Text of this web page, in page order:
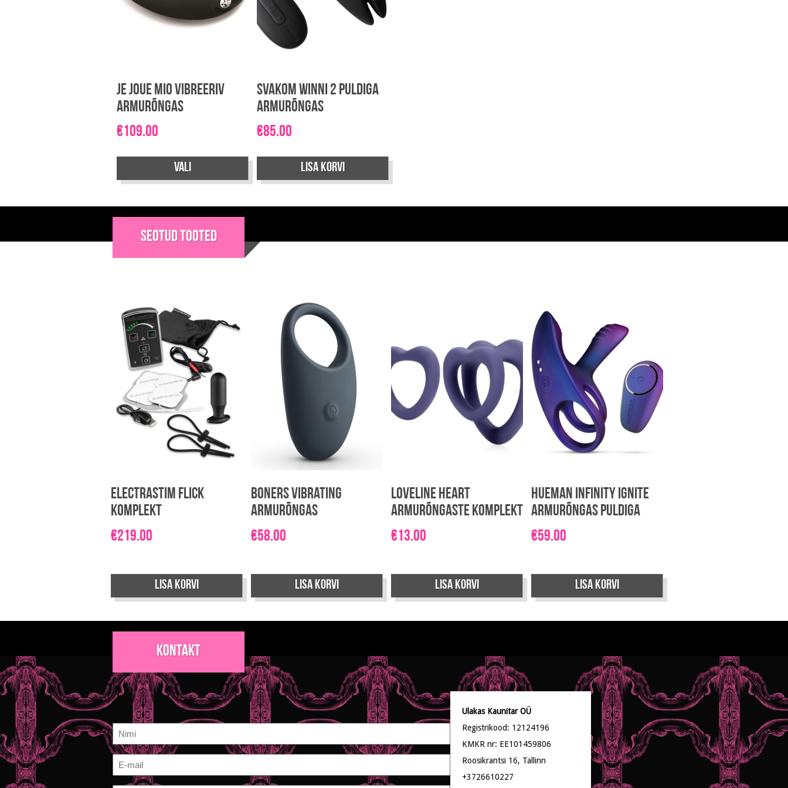
Je Joue MIO vibreeriv
armurõngas
€109.00
Vali
tootelehel.
Svakom Winni 2 puldiga
armurõngas
€85.00
Lisa korvi
Seotud tooted
ElectraStim Flick
komplekt
€219.00
Lisa korvi
Boners Vibrating
armurõngas
€58.00
Lisa korvi
Loveline Heart
armurõngaste komplekt
€13.00
Lisa korvi
Hueman Infinity Ignite
armurõngas puldiga
€59.00
Lisa korvi
Kontakt
Nimi
E-
mail
Ulakas Kaunitar OÜ
Registrikood: 12124196
KMKR nr: EE101459806
Roosikrantsi 16, Tallinn
+3726610227